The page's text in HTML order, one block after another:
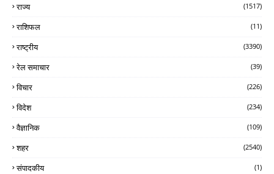
राज्य (1517)
राशिफल (11)
राष्ट्रीय (3390)
रेल समाचार (39)
विचार (226)
विदेश (234)
वैज्ञानिक (109)
शहर (2540)
संपादकीय (1)